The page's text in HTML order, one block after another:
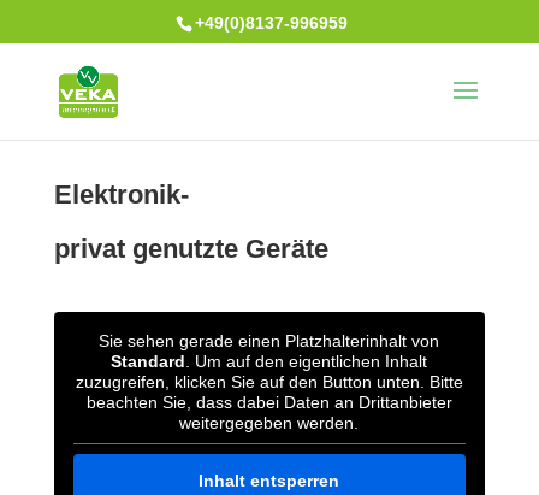
+49(0)8137-996959
Elektronik-
privat genutzte Geräte
Sie sehen gerade einen Platzhalterinhalt von
Standard . Um auf den eigentlichen Inhalt
zuzugreifen, klicken Sie auf den Button unten. Bitte
beachten Sie, dass dabei Daten an Drittanbieter
weitergegeben werden.
Inhalt entsperren